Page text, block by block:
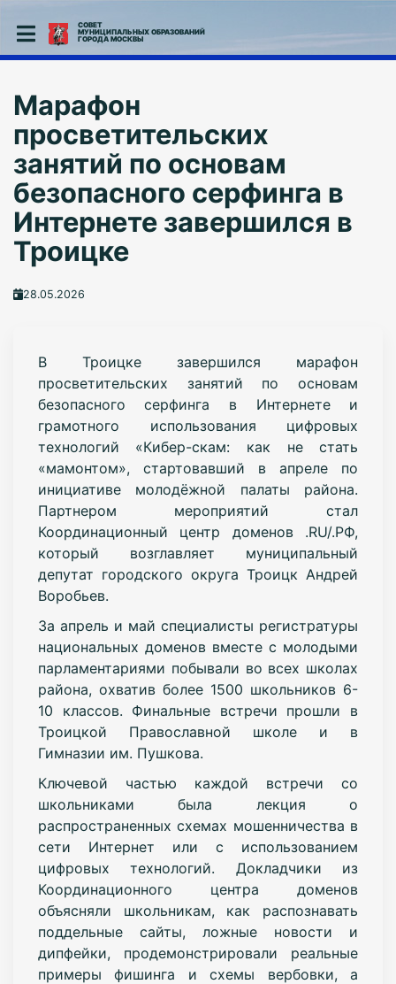
СОВЕТ
МУНИЦИПАЛЬНЫХ ОБРАЗОВАНИЙ
ГОРОДА МОСКВЫ
Марафон
просветительских
занятий по основам
безопасного серфинга в
Интернете завершился в
Троицке
28.05.2026
В Троицке завершился марафон
просветительских занятий по основам
безопасного серфинга в Интернете и
грамотного использования цифровых
технологий «Кибер-скам: как не стать
«мамонтом», стартовавший в апреле по
инициативе молодёжной палаты района.
Партнером мероприятий стал
Координационный центр доменов .RU/.РФ,
который возглавляет муниципальный
депутат городского округа Троицк Андрей
Воробьев.
За апрель и май специалисты регистратуры
национальных доменов вместе с молодыми
парламентариями побывали во всех школах
района, охватив более 1500 школьников 6-
10 классов. Финальные встречи прошли в
Троицкой Православной школе и в
Гимназии им. Пушкова.
Ключевой частью каждой встречи со
школьниками была лекция о
распространенных схемах мошенничества в
сети Интернет или с использованием
цифровых технологий. Докладчики из
Координационного центра доменов
объясняли школьникам, как распознавать
поддельные сайты, ложные новости и
дипфейки, продемонстрировали реальные
примеры фишинга и схемы вербовки, а